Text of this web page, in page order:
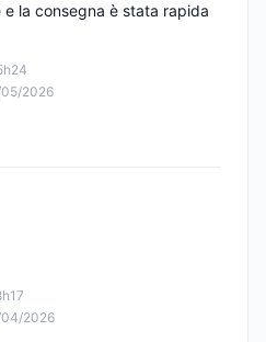
05/2026
la consegna è stata rapida
04/2026